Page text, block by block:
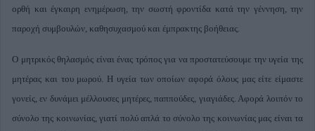
ορθή και έγκαιρη ενημέρωση, την σωστή φροντίδα κατά την γέννηση, την
παροχή συμβουλών, καθησυχασμού και έμπρακτης βοήθειας.
Ο μητρικός θηλασμός είναι ένας τρόπος για να προστατεύσουμε την υγεία της
μητέρας και του μωρού. Η υγεία των οποίων αφορά όλους μας είτε είμαστε
γονείς, εν δυνάμει μέλλουσες μητέρες, παππούδες, γιαγιάδες. Αφορά λοιπόν το
σύνολο της κοινωνίας, γιατί πολύ απλά το σύνολο της κοινωνίας μας είναι τα